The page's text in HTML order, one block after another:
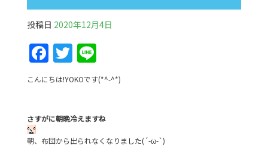
投稿日 2020年12月4日
F
a
c
e
b
o
T
w
itt
er
Li
n
e
こんにちは!YOKOです(*^-^*)
さすがに朝晩冷えますね
朝、布団から出られなくなりました(´-ω-`)